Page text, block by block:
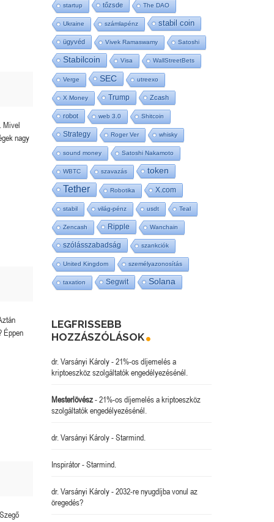
Mivel
nagy
Éppen
startup tőzsde The DAO
Ukraine számlapénz stabil coin
ügyvéd Vivek Ramaswamy Satoshi
Stabilcoin Visa WallStreetBets
Verge SEC utreexo
X Money Trump Zcash
robot web 3.0 Shitcoin
Strategy Roger Ver whisky
sound money Satoshi Nakamoto
WBTC szavazás token
Tether Robotika X.com
stabil világ-pénz usdt Teal
Zencash Ripple Wanchain
szólásszabadság szankciók
United Kingdom személyazonosítás
taxation Segwit Solana
LEGFRISSEBB
HOZZÁSZÓLÁSOK
dr. Varsányi Károly-21%-os díjemelés a
kriptoeszköz szolgáltatók engedélyezésénél.
Mesterlövész-21%-os díjemelés a kriptoeszköz
szolgáltatók engedélyezésénél.
dr. Varsányi Károly-Starmind.
Inspirátor-Starmind.
dr. Varsányi Károly-2032-re nyugdíjba vonul az
öregedés?